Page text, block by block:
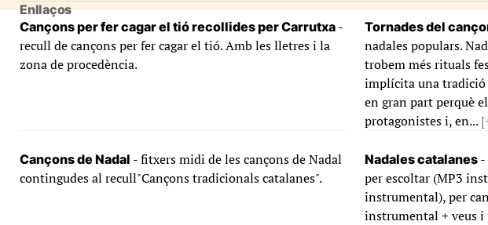
Enllaços
Cançons per fer cagar el tió recollides per Carrutxa -
recull de cançons per fer cagar el tió. Amb les lletres i la
zona de procedència.
Tornades del
nadales populars.
trobem més rituals
implícita una tradició
en gran part perquè
protagonistes i, en...
Cançons de Nadal - fitxers midi de les cançons de Nadal
contingudes al recull"Cançons tradicionals catalanes".
Nadales catalanes -
per escoltar (MP3
instrumental), per
instrumental + veus